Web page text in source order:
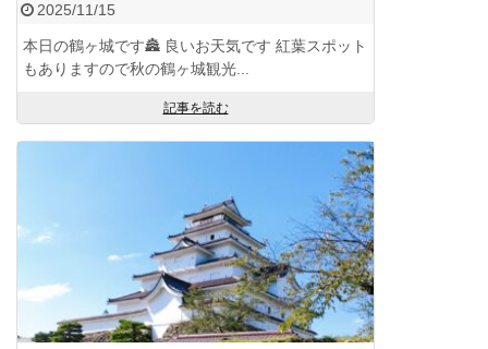
2025/11/15
本日の鶴ヶ城です🏯 良いお天気です 紅葉スポット
もありますので秋の鶴ヶ城観光...
記事を読む